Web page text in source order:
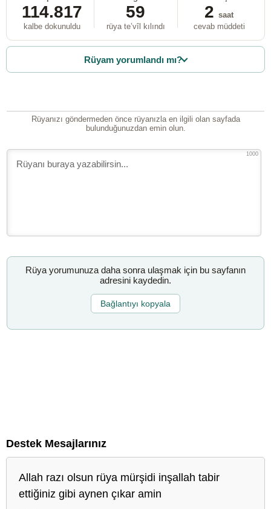
114.817
kalbe dokunuldu
59
rüya te’vîl kılındı
2 saat
cevab müddeti
Rüyam yorumlandı mı?
Rüyanızı göndermeden önce rüyanızla en ilgili olan sayfada
bulunduğunuzdan emin olun.
1000
Rüya yorumunuza daha sonra ulaşmak için bu sayfanın
adresini kaydedin.
Bağlantıyı kopyala
Destek Mesajlarınız
Allah razı olsun rüya mürşidi inşallah tabir
ettiğiniz gibi aynen çıkar amin